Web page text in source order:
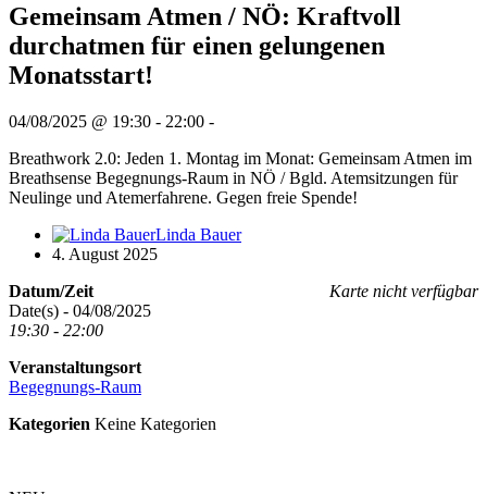
Gemeinsam Atmen / NÖ: Kraftvoll
durchatmen für einen gelungenen
Monatsstart!
04/08/2025 @ 19:30 - 22:00 -
Breathwork 2.0: Jeden 1. Montag im Monat: Gemeinsam Atmen im
Breathsense Begegnungs-Raum in NÖ / Bgld. Atemsitzungen für
Neulinge und Atemerfahrene. Gegen freie Spende!
Linda Bauer
4. August 2025
Karte nicht verfügbar
Datum/Zeit
Date(s) - 04/08/2025
19:30 - 22:00
Veranstaltungsort
Begegnungs-Raum
Kategorien Keine Kategorien